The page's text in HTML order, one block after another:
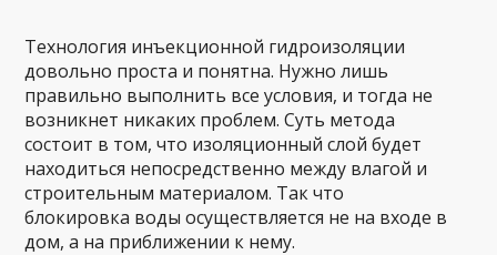
Технология инъекционной гидроизоляции
довольно проста и понятна. Нужно лишь
правильно выполнить все условия, и тогда не
возникнет никаких проблем. Суть метода
состоит в том, что изоляционный слой будет
находиться непосредственно между влагой и
строительным материалом. Так что
блокировка воды осуществляется не на входе в
дом, а на приближении к нему.